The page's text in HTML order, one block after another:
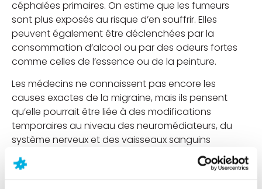
céphalées primaires. On estime que les fumeurs
sont plus exposés au risque d’en souffrir. Elles
peuvent également être déclenchées par la
consommation d’alcool ou par des odeurs fortes
comme celles de l’essence ou de la peinture.
Les médecins ne connaissent pas encore les
causes exactes de la migraine, mais ils pensent
qu’elle pourrait être liée à des modifications
temporaires au niveau des neuromédiateurs, du
système nerveux et des vaisseaux sanguins
cérébraux. Certaines personnes constatent que
leurs migraines sont liées à des facteurs tels que le
cycle menstruel, l’alimentation, la fatigue ou le